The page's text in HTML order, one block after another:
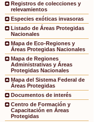
Registros de colecciones y
relevamientos
Especies exóticas invasoras
Listado de Áreas Protegidas
Nacionales
Mapa de Eco-Regiones y
Áreas Protegidas Nacionales
Mapa de Regiones
Administrativas y Áreas
Protegidas Nacionales
Mapa del Sistema Federal de
Áreas Protegidas
Documentos de interés
Centro de Formación y
Capacitación en Áreas
Protegidas